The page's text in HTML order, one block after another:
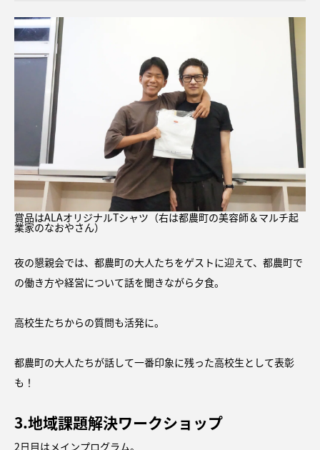
賞品はALAオリジナルTシャツ（右は都農町の美容師＆マルチ起
業家のなおやさん）
夜の懇親会では、都農町の大人たちをゲストに迎えて、都農町で
の働き方や経営について話を聞きながら夕食。
高校生たちからの質問も活発に。
都農町の大人たちが話して一番印象に残った高校生として表彰
も！
3.地域課題解決ワークショップ
2日目はメインプログラム。